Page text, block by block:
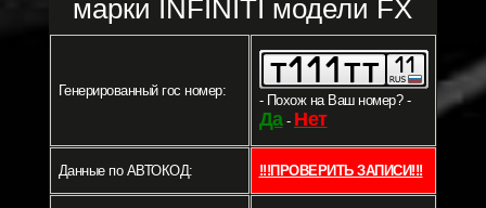
марки INFINITI модели FX
Генерированный гос номер:
- Похож на Ваш номер? -
Да- Нет
Данные по АВТОКОД: !!!ПРОВЕРИТЬ ЗАПИСИ!!!